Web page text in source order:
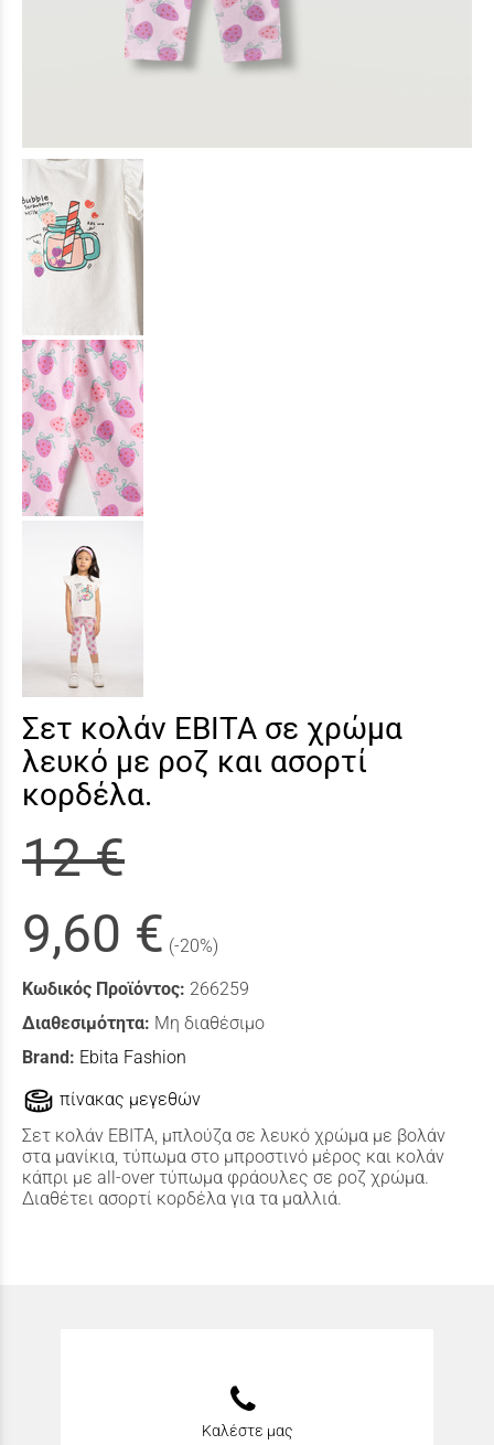
Σετ κολάν ΕΒΙΤΑ σε χρώμα
λευκό με ροζ και ασορτί
κορδέλα.
12 €
9,60 € (-20%)
Κωδικός Προϊόντος: 266259
Διαθεσιμότητα: Μη διαθέσιμο
Brand: Ebita Fashion
πίνακας μεγεθών
Σετ κολάν ΕΒΙΤΑ, μπλούζα σε λευκό χρώμα με βολάν
στα μανίκια, τύπωμα στο μπροστινό μέρος και κολάν
κάπρι με all-over τύπωμα φράουλες σε ροζ χρώμα.
Διαθέτει ασορτί κορδέλα για τα μαλλιά.
Καλέστε μας